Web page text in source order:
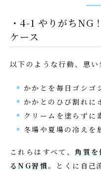
・4-1 やりがちNG
ケース
以下のような行動、思
かかとを毎日ゴシゴ
かかとのひび割れに
クリームを塗らずに
冬場や夏場の冷えを
これらはすべて、角質
るNG習慣。とくに自己